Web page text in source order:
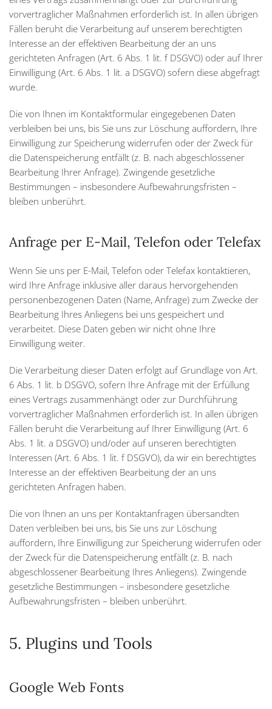
vorvertraglicher Maßnahmen erforderlich ist. In allen übrigen
Fällen beruht die Verarbeitung auf unserem berechtigten
Interesse an der effektiven Bearbeitung der an uns
gerichteten Anfragen (Art. 6 Abs. 1 lit. f DSGVO) oder auf Ihrer
Einwilligung (Art. 6 Abs. 1 lit. a DSGVO) sofern diese abgefragt
wurde.
Die von Ihnen im Kontaktformular eingegebenen Daten
verbleiben bei uns, bis Sie uns zur Löschung auffordern, Ihre
Einwilligung zur Speicherung widerrufen oder der Zweck für
die Datenspeicherung entfällt (z. B. nach abgeschlossener
Bearbeitung Ihrer Anfrage). Zwingende gesetzliche
Bestimmungen – insbesondere Aufbewahrungsfristen –
bleiben unberührt.
Anfrage per E-Mail, Telefon oder Telefax
Wenn Sie uns per E-Mail, Telefon oder Telefax kontaktieren,
wird Ihre Anfrage inklusive aller daraus hervorgehenden
personenbezogenen Daten (Name, Anfrage) zum Zwecke der
Bearbeitung Ihres Anliegens bei uns gespeichert und
verarbeitet. Diese Daten geben wir nicht ohne Ihre
Einwilligung weiter.
Die Verarbeitung dieser Daten erfolgt auf Grundlage von Art.
6 Abs. 1 lit. b DSGVO, sofern Ihre Anfrage mit der Erfüllung
eines Vertrags zusammenhängt oder zur Durchführung
vorvertraglicher Maßnahmen erforderlich ist. In allen übrigen
Fällen beruht die Verarbeitung auf Ihrer Einwilligung (Art. 6
Abs. 1 lit. a DSGVO) und/oder auf unseren berechtigten
Interessen (Art. 6 Abs. 1 lit. f DSGVO), da wir ein berechtigtes
Interesse an der effektiven Bearbeitung der an uns
gerichteten Anfragen haben.
Die von Ihnen an uns per Kontaktanfragen übersandten
Daten verbleiben bei uns, bis Sie uns zur Löschung
auffordern, Ihre Einwilligung zur Speicherung widerrufen oder
der Zweck für die Datenspeicherung entfällt (z. B. nach
abgeschlossener Bearbeitung Ihres Anliegens). Zwingende
gesetzliche Bestimmungen – insbesondere gesetzliche
Aufbewahrungsfristen – bleiben unberührt.
5. Plugins und Tools
Google Web Fonts